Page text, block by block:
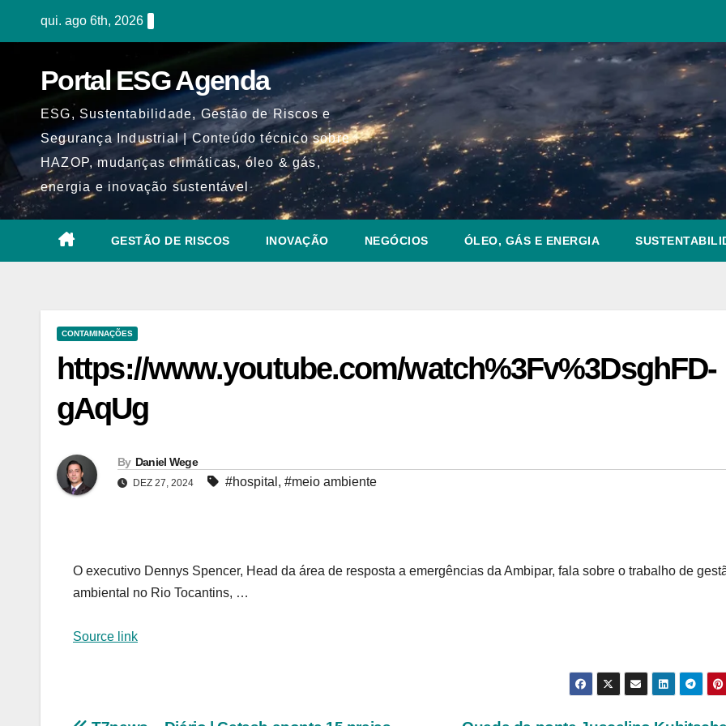
qui. ago 6th, 2026
Portal ESG Agenda
ESG, Sustentabilidade, Gestão de Riscos e
Segurança Industrial | Conteúdo técnico sobre
HAZOP, mudanças climáticas, óleo & gás,
energia e inovação sustentável
GESTÃO DE RISCOS INOVAÇÃO NEGÓCIOS ÓLEO, GÁS E ENERGIA
CONTAMINAÇÕES
https://www.youtube.com/watch%3Fv%3DsghFD-
gAqUg
By Daniel Wege
DEZ 27, 2024 #hospital , #meio ambiente
O executivo Dennys Spencer, Head da área de resposta a emergências da Ambipar, fala sobre o trabalho de
ambiental no Rio Tocantins, …
Source link